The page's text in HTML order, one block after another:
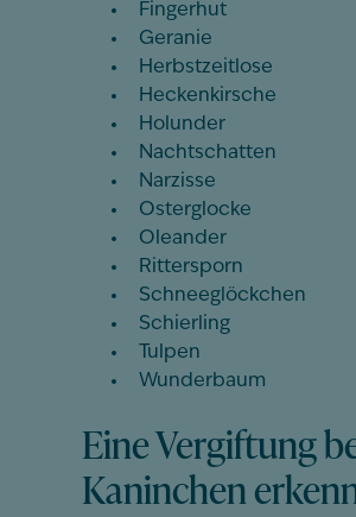
Fingerhut
Geranie
Herbstzeitlose
Heckenkirsche
Holunder
Nachtschatten
Narzisse
Osterglocke
Oleander
Rittersporn
Schneeglöckchen
Schierling
Tulpen
Wunderbaum
Eine Vergiftung
Kaninchen